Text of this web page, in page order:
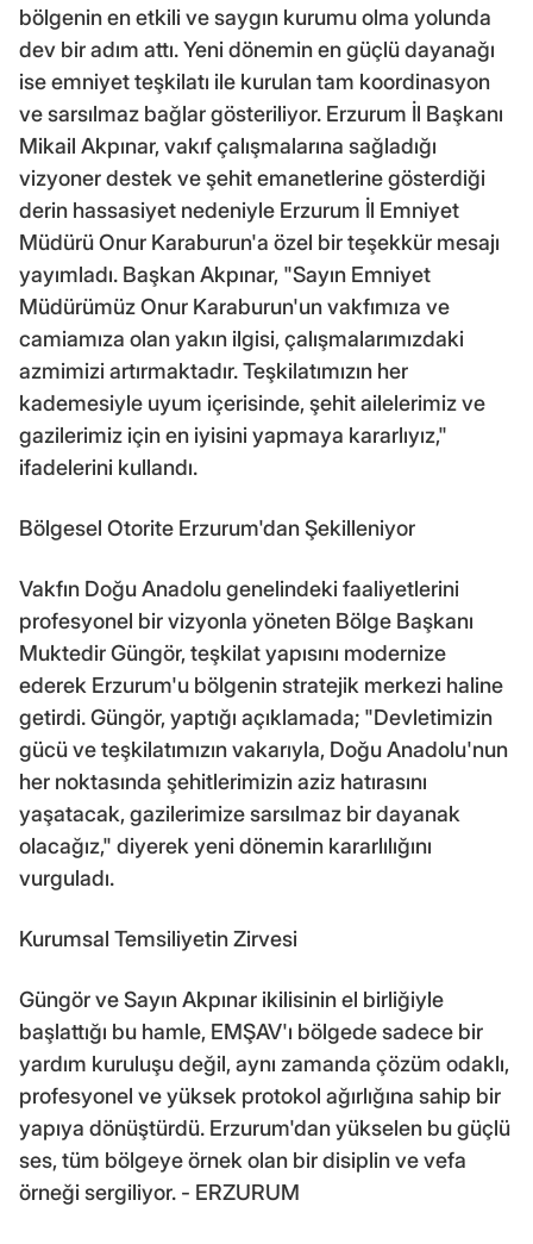
bölgenin en etkili ve saygın kurumu olma yolunda
dev bir adım attı. Yeni dönemin en güçlü dayanağı
ise emniyet teşkilatı ile kurulan tam koordinasyon
ve sarsılmaz bağlar gösteriliyor. Erzurum İl Başkanı
Mikail Akpınar, vakıf çalışmalarına sağladığı
vizyoner destek ve şehit emanetlerine gösterdiği
derin hassasiyet nedeniyle Erzurum İl Emniyet
Müdürü Onur Karaburun'a özel bir teşekkür mesajı
yayımladı. Başkan Akpınar, "Sayın Emniyet
Müdürümüz Onur Karaburun'un vakfımıza ve
camiamıza olan yakın ilgisi, çalışmalarımızdaki
azmimizi artırmaktadır. Teşkilatımızın her
kademesiyle uyum içerisinde, şehit ailelerimiz ve
gazilerimiz için en iyisini yapmaya kararlıyız,"
ifadelerini kullandı.
Bölgesel Otorite Erzurum'dan Şekilleniyor
Vakfın Doğu Anadolu genelindeki faaliyetlerini
profesyonel bir vizyonla yöneten Bölge Başkanı
Muktedir Güngör, teşkilat yapısını modernize
ederek Erzurum'u bölgenin stratejik merkezi haline
getirdi. Güngör, yaptığı açıklamada; "Devletimizin
gücü ve teşkilatımızın vakarıyla, Doğu Anadolu'nun
her noktasında şehitlerimizin aziz hatırasını
yaşatacak, gazilerimize sarsılmaz bir dayanak
olacağız," diyerek yeni dönemin kararlılığını
vurguladı.
Kurumsal Temsiliyetin Zirvesi
Güngör ve Sayın Akpınar ikilisinin el birliğiyle
başlattığı bu hamle, EMŞAV'ı bölgede sadece bir
yardım kuruluşu değil, aynı zamanda çözüm odaklı,
profesyonel ve yüksek protokol ağırlığına sahip bir
yapıya dönüştürdü. Erzurum'dan yükselen bu güçlü
ses, tüm bölgeye örnek olan bir disiplin ve vefa
örneği sergiliyor. - ERZURUM